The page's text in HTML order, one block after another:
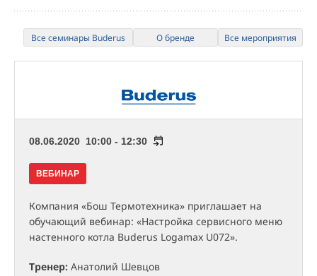
Все семинары Buderus О бренде Все мероприятия
08.06.2020 10:00 - 12:30
ВЕБИНАР
Компания «Бош Термотехника» приглашает на
обучающий вебинар: «Настройка сервисного меню
настенного котла Buderus Logamax U072».
Тренер: Анатолий Шевцов